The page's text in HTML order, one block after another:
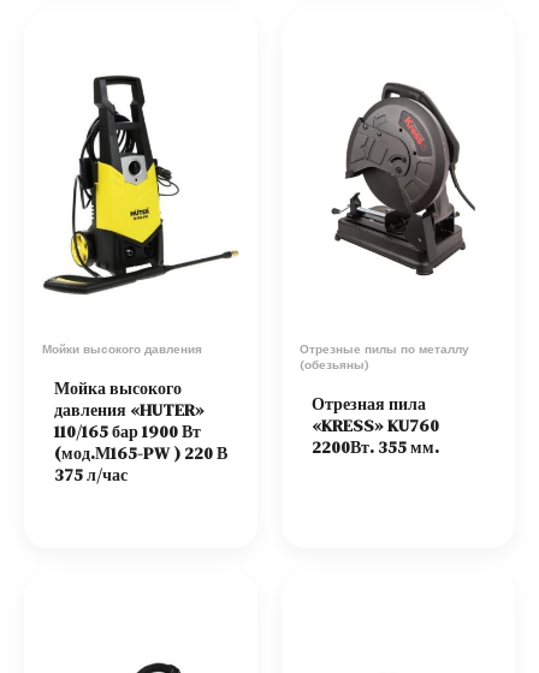
Мойки высокого давления
Мойка высокого
давления «HUTER»
110/165 бар 1900 Вт
(мод.М165-PW ) 220 В
375 л/час
Отрезные пилы по металлу
(обезьяны)
Отрезная пила
«KRESS» KU760
2200Вт. 355 мм.